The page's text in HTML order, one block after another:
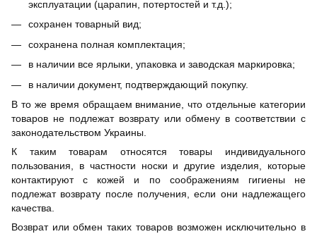
эксплуатации (царапин, потертостей и т.д.);
сохранен товарный вид;
сохранена полная комплектация;
в наличии все ярлыки, упаковка и заводская маркировка;
в наличии документ, подтверждающий покупку.
В то же время обращаем внимание, что отдельные категории
товаров не подлежат возврату или обмену в соответствии с
законодательством Украины.
К таким товарам относятся товары индивидуального
пользования, в частности носки и другие изделия, которые
контактируют с кожей и по соображениям гигиены не
подлежат возврату после получения, если они надлежащего
качества.
Возврат или обмен таких товаров возможен исключительно в